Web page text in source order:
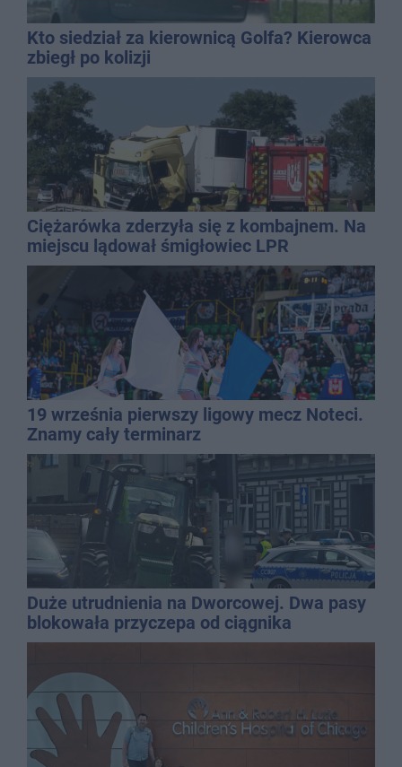
Kto siedział za kierownicą Golfa? Kierowca
zbiegł po kolizji
Ciężarówka zderzyła się z kombajnem. Na
miejscu lądował śmigłowiec LPR
19 września pierwszy ligowy mecz Noteci.
Znamy cały terminarz
Duże utrudnienia na Dworcowej. Dwa pasy
blokowała przyczepa od ciągnika